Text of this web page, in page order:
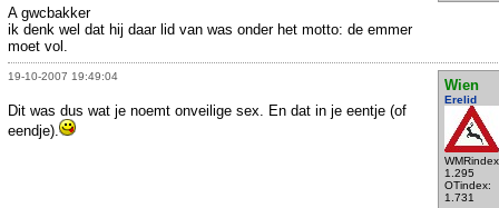
A gwcbakker
ik denk wel dat hij daar lid van was onder het motto: de emmer
moet vol.
19-10-2007 19:49:04
Wien
Erelid
1.295
OTindex:
1.731
Dit was dus wat je noemt onveilige sex. En dat in je eentje (of
eendje).